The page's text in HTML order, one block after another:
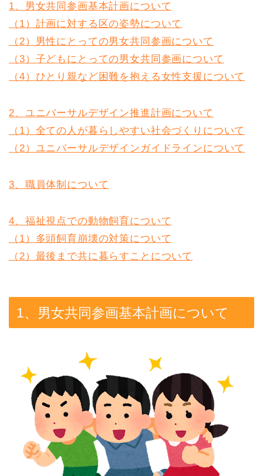
1、男女共同参画基本計画について
（1）計画に対する区の姿勢について
（2）男性にとっての男女共同参画について
（3）子どもにとっての男女共同参画について
（4）ひとり親など困難を抱える女性支援について
2、ユニバーサルデザイン推進計画について
（1）全ての人が暮らしやすい社会づくりについて
（2）ユニバーサルデザインガイドラインについて
3、職員体制について
4、福祉視点での動物飼育について
（1）多頭飼育崩壊の対策について
（2）最後まで共に暮らすことについて
1、男女共同参画基本計画について